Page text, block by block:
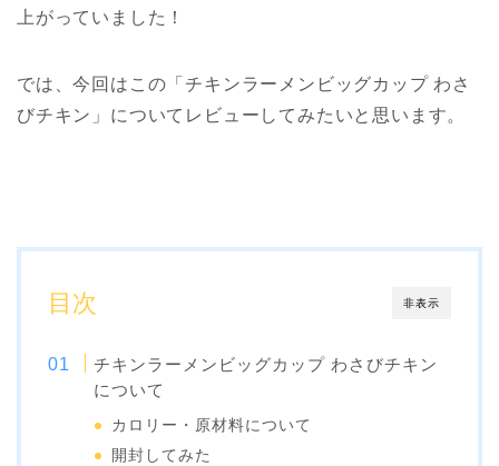
上がっていました！
では、今回はこの「チキンラーメンビッグカップ わさ
びチキン」についてレビューしてみたいと思います。
非表示
目次
チキンラーメンビッグカップ わさびチキン
について
カロリー・原材料について
開封してみた